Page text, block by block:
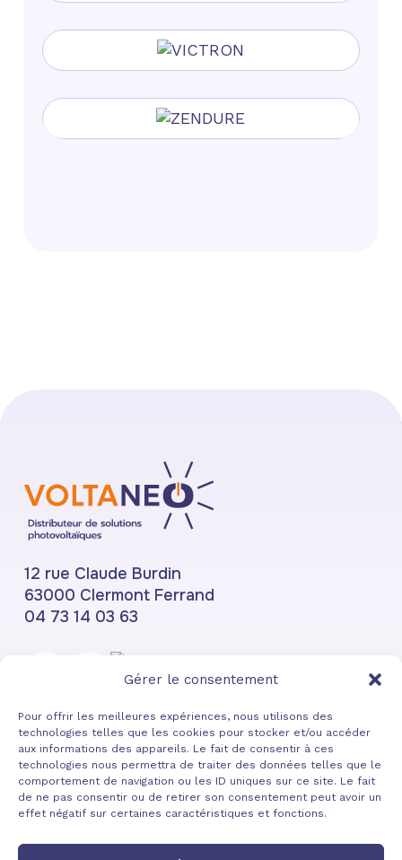
Gérer le consentement
Pour offrir les meilleures expériences, nous utilisons des
technologies telles que les cookies pour stocker et/ou accéder
aux informations des appareils. Le fait de consentir à ces
technologies nous permettra de traiter des données telles que le
comportement de navigation ou les ID uniques sur ce site. Le fait
de ne pas consentir ou de retirer son consentement peut avoir un
effet négatif sur certaines caractéristiques et fonctions.
12 rue Claude Burdin
63000 Clermont Ferrand
04 73 14 03 63
Přihlaste se k odběru newsletteru Voltaneo